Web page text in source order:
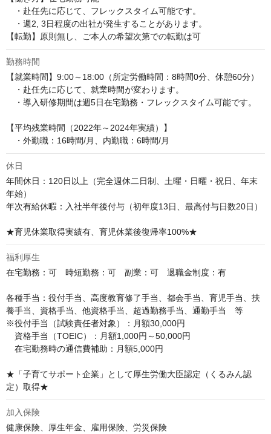
・赴任先に応じて、フレックスタイム可能です。
・週2, 3日程度の出社が発生することがあります。
【転勤】原則無し、ご本人の希望次第での転勤は可
勤務時間
【就業時間】9:00～18:00（所定労働時間：8時間0分、休憩60分）
・赴任先に応じて、就業時間が変わります。
・導入研修期間は週5日在宅勤務・フレックスタイム可能です。
【平均残業時間（2022年～2024年実績）】
・外勤職：16時間/月、内勤職：6時間/月
休日
年間休日：120日以上（完全週休二日制、土曜・日曜・祝日、年末
年始）
年次有給休暇：入社半年後付与（初年度13日、最高付与日数20日）
★育児休業取得実績有、育児休業後復帰率100%★
福利厚生
在宅勤務：可　時短勤務：可　副業：可　退職金制度：有
各種手当：役付手当、高度教育修了手当、都会手当、育児手当、扶
養手当、資格手当、他資格手当、超過勤務手当、通勤手当　等
※役付手当（試験責任者対象）：月額30,000円
資格手当（TOEIC）：月額1,000円～50,000円
在宅勤務時の通信費補助：月額5,000円
★「子育てサポート企業」として厚生労働大臣認定（くるみん認
定）取得★
加入保険
健康保険、厚生年金、雇用保険、労災保険